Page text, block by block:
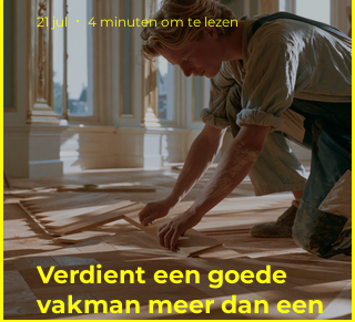
Verdient een goede
vakman meer dan een
21 jul 4 minuten om te lezen